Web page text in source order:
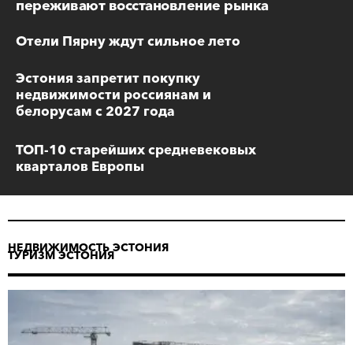
переживают восстановление рынка
Отели Пярну ждут сильное лето
Эстония запретит покупку
недвижимости россиянам и
белорусам с 2027 года
ТОП-10 старейших средневековых
кварталов Европы
НЕДВИЖИМОСТЬ ЭСТОНИЯ
ТУРИЗМ ЭСТОНИЯ